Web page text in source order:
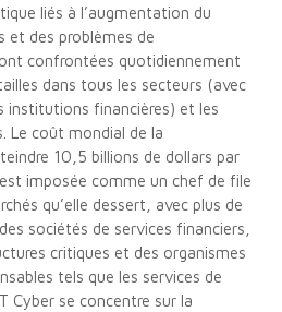
liés à l’augmentation du
et des problèmes de
confrontées quotidiennement
dans tous les secteurs (avec
institutions financières) et les
Le coût mondial de la
10,5 billions de dollars par
imposée comme un chef de file
qu’elle dessert, avec plus de
sociétés de services financiers,
critiques et des organismes
tels que les services de
Cyber se concentre sur la